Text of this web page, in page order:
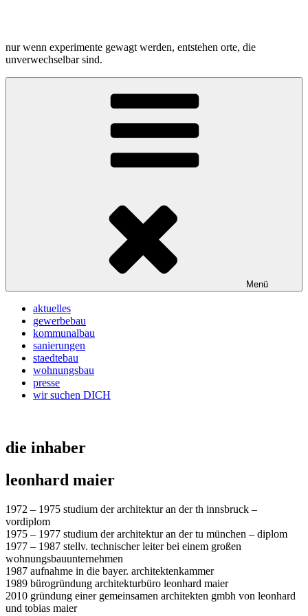
nur wenn experimente gewagt werden, entstehen orte, die
unverwechselbar sind.
Menü
aktuelles
gewerbebau
kommunalbau
sanierungen
staedtebau
wohnungsbau
presse
wir suchen DICH
die inhaber
leonhard maier
1972 – 1975 studium der architektur an der th innsbruck –
vordiplom
1975 – 1977 studium der architektur an der tu münchen – diplom
1977 – 1987 stellv. technischer leiter bei einem großen
wohnungsbauunternehmen
1987 aufnahme in die bayer. architektenkammer
1989 bürogründung architekturbüro leonhard maier
2010 gründung einer gemeinsamen architekten gmbh von leonhard
und tobias maier